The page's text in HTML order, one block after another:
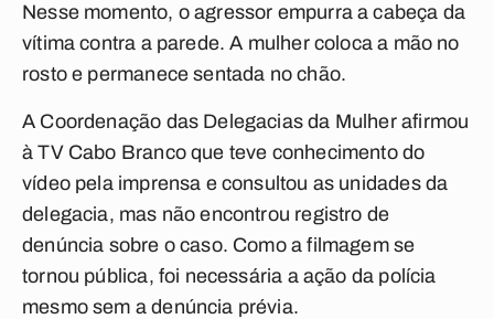
Nesse momento, o agressor empurra a cabeça da
vítima contra a parede. A mulher coloca a mão no
rosto e permanece sentada no chão.
A Coordenação das Delegacias da Mulher afirmou
à TV Cabo Branco que teve conhecimento do
vídeo pela imprensa e consultou as unidades da
delegacia, mas não encontrou registro de
denúncia sobre o caso. Como a filmagem se
tornou pública, foi necessária a ação da polícia
mesmo sem a denúncia prévia.